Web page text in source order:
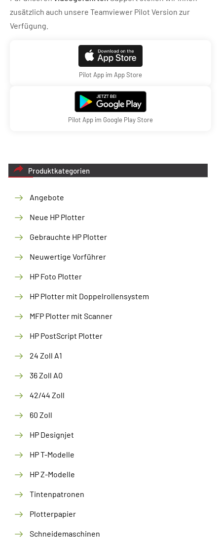
zusätzlich auch unsere Teamviewer Pilot Version zur
Verfügung.
Pilot App im App Store
Pilot App im Google Play Store
Produktkategorien
Angebote
Neue HP Plotter
Gebrauchte HP Plotter
Neuwertige Vorführer
HP Foto Plotter
HP Plotter mit Doppelrollensystem
MFP Plotter mit Scanner
HP PostScript Plotter
24 Zoll A1
36 Zoll A0
42/44 Zoll
60 Zoll
HP Designjet
HP T-Modelle
HP Z-Modelle
Tintenpatronen
Plotterpapier
Schneidemaschinen